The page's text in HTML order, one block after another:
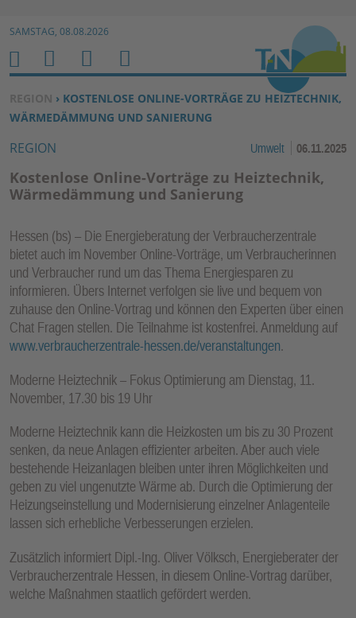
Zum Inhalt springen ↓
SAMSTAG, 08.08.2026
SIE BEFINDEN SICH HIER:
REGION › KOSTENLOSE ONLINE-VORTRÄGE ZU HEIZTECHNIK,
WÄRMEDÄMMUNG UND SANIERUNG
REGION Umwelt 06.11.2025
Kostenlose Online-Vorträge zu Heiztechnik,
Wärmedämmung und Sanierung
­Hessen (bs) – Die Energieberatung der Verbraucherzentrale
bietet auch im November Online-Vorträge, um Verbraucherinnen
und Verbraucher rund um das Thema Energiesparen zu
informieren. Übers Internet verfolgen sie live und bequem von
zuhause den Online-Vortrag und können den Experten über einen
Chat Fragen stellen. Die Teilnahme ist kostenfrei. Anmeldung auf
www.verbraucherzentrale-hessen.de/veranstaltungen.
­Moderne Heiztechnik – Fokus Optimierung am Dienstag, 11.
November, 17.30 bis 19 Uhr
Moderne Heiztechnik kann die Heizkosten um bis zu 30 Prozent
senken, da neue Anlagen effizienter arbeiten. Aber auch viele
bestehende Heizanlagen bleiben unter ihren Möglichkeiten und
geben zu viel ungenutzte Wärme ab. Durch die Optimierung der
Heizungseinstellung und Modernisierung einzelner Anlagenteile
lassen sich erhebliche Verbesserungen erzielen.
Zusätzlich informiert Dipl.-Ing. Oliver Völksch, Energieberater der
Verbraucherzentrale Hessen, in diesem Online-Vortrag darüber,
welche Maßnahmen staatlich gefördert werden.
H
O
M
E
M
E
N
U
S
U
C
N
B
E
N
Z
E
F
U
N
K
TI
O
N
E
N